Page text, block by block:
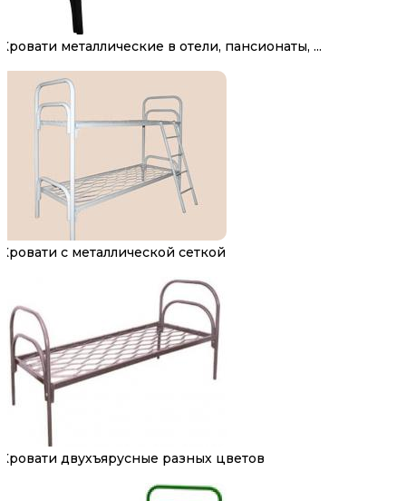
Кровати металлические в отели, пансионаты, ...
Кровати с металлической сеткой
Кровати двухъярусные разных цветов